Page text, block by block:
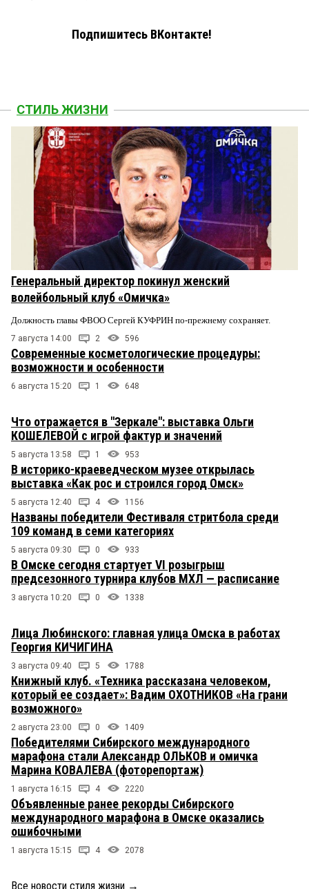
Подпишитесь ВКонтакте!
СТИЛЬ ЖИЗНИ
Генеральный директор покинул женский
волейбольный клуб «Омичка»
Должность главы ФВОО Сергей КУФРИН по-прежнему сохраняет.
7 августа 14:00 2 596
Современные косметологические процедуры:
возможности и особенности
6 августа 15:20 1 648
Что отражается в "Зеркале": выставка Ольги
КОШЕЛЕВОЙ с игрой фактур и значений
5 августа 13:58 1 953
В историко-краеведческом музее открылась
выставка «Как рос и строился город Омск»
5 августа 12:40 4 1156
Названы победители Фестиваля стритбола среди
109 команд в семи категориях
5 августа 09:30 0 933
В Омске сегодня стартует VI розыгрыш
предсезонного турнира клубов МХЛ — расписание
3 августа 10:20 0 1338
Лица Любинского: главная улица Омска в работах
Георгия КИЧИГИНА
3 августа 09:40 5 1788
Книжный клуб. «Техника рассказана человеком,
который ее создает»: Вадим ОХОТНИКОВ «На грани
возможного»
2 августа 23:00 0 1409
Победителями Сибирского международного
марафона стали Александр ОЛЬКОВ и омичка
Марина КОВАЛЕВА (фоторепортаж)
1 августа 16:15 4 2220
Объявленные ранее рекорды Сибирского
международного марафона в Омске оказались
ошибочными
1 августа 15:15 4 2078
Все новости стиля жизни →